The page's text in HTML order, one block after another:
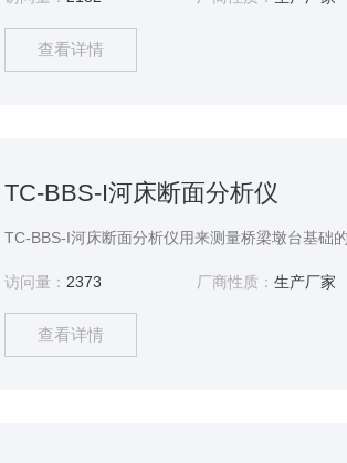
查看详情
TC-BBS-I河床断面分析仪
访问量： 2373 厂商性质： 生产厂家
查看详情